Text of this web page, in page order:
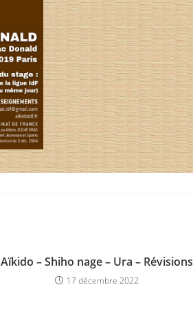
Aïkido – Shiho nage – Ura – Révisions
17 décembre 2022